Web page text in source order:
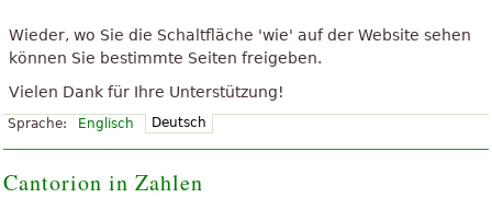
Wieder, wo Sie die Schaltfläche 'wie' auf der Website sehen
können Sie bestimmte Seiten freigeben.
Vielen Dank für Ihre Unterstützung!
Sprache: Englisch Deutsch
Cantorion in Zahlen